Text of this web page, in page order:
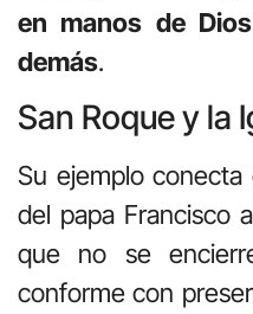
en manos de
demás.
San Roque y la
Su ejemplo
del papa Francisco
que no se
conforme con